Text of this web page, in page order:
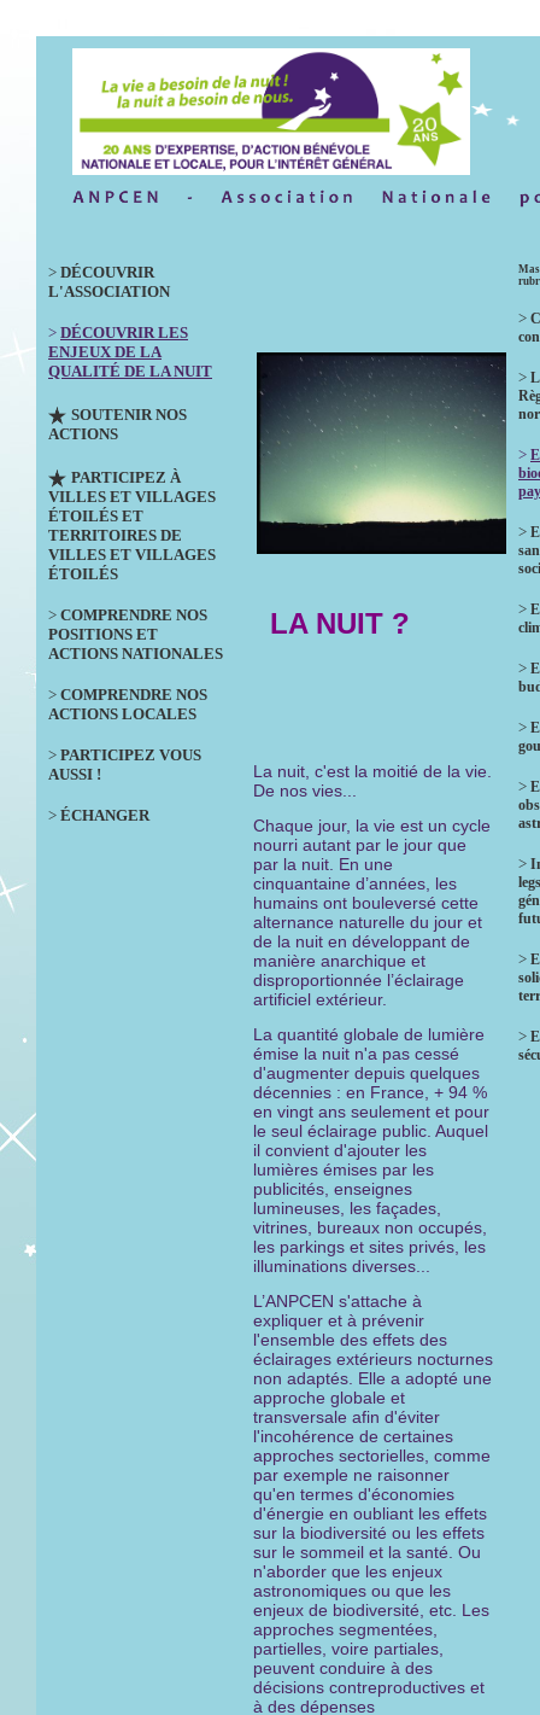
> DÉCOUVRIR
L'ASSOCIATION
> DÉCOUVRIR LES
ENJEUX DE LA
QUALITÉ DE LA NUIT
SOUTENIR NOS
ACTIONS
PARTICIPEZ À
VILLES ET VILLAGES
ÉTOILÉS ET
TERRITOIRES DE
VILLES ET VILLAGES
ÉTOILÉS
> COMPRENDRE NOS
POSITIONS ET
ACTIONS NATIONALES
> COMPRENDRE NOS
ACTIONS LOCALES
> PARTICIPEZ VOUS
AUSSI !
> ÉCHANGER
LA NUIT ?
La nuit, c'est la moitié de la vie.
De nos vies...
Chaque jour, la vie est un cycle
nourri autant par le jour que
par la nuit. En une
cinquantaine d’années, les
humains ont bouleversé cette
alternance naturelle du jour et
de la nuit en développant de
manière anarchique et
disproportionnée l’éclairage
artificiel extérieur.
La quantité globale de lumière
émise la nuit n'a pas cessé
d'augmenter depuis quelques
décennies : en France, + 94 %
en vingt ans seulement et pour
le seul éclairage public. Auquel
il convient d'ajouter les
lumières émises par les
publicités, enseignes
lumineuses, les façades,
vitrines, bureaux non occupés,
les parkings et sites privés, les
illuminations diverses...
L’ANPCEN s'attache à
expliquer et à prévenir
l'ensemble des effets des
éclairages extérieurs nocturnes
non adaptés. Elle a adopté une
approche globale et
transversale afin d'éviter
l'incohérence de certaines
approches sectorielles, comme
par exemple ne raisonner
qu'en termes d'économies
d'énergie en oubliant les effets
sur la biodiversité ou les effets
sur le sommeil et la santé. Ou
n'aborder que les enjeux
astronomiques ou que les
enjeux de biodiversité, etc. Les
approches segmentées,
partielles, voire partiales,
peuvent conduire à des
décisions contreproductives et
à des dépenses
>
>
>
>
>
>
>
>
>
>
>